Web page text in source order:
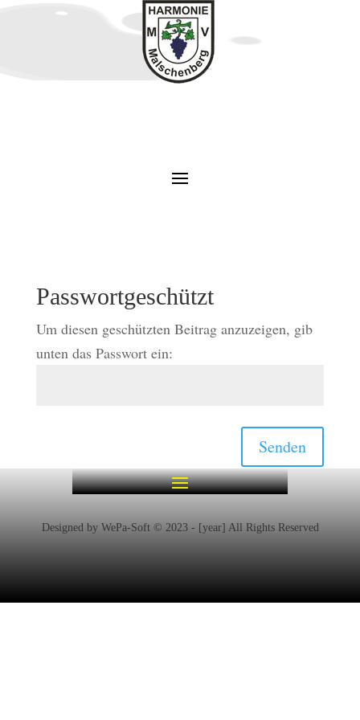
Passwortgeschützt
Um diesen geschützten Beitrag anzuzeigen, gib
unten das Passwort ein:
Senden
Designed by WePa-Soft © 2023 - [year] All Rights Reserved